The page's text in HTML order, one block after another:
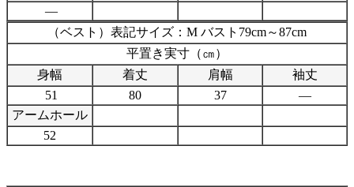
—
（ベスト）表記サイズ：M バスト79cm～87cm
平置き実寸（㎝）
身幅
着丈 肩幅
袖丈
51
80 37
—
アームホール
52